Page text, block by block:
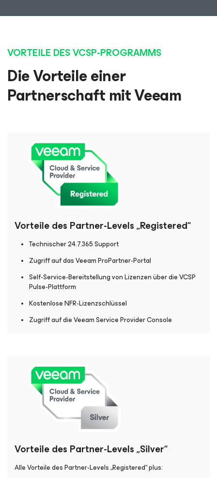
VORTEILE DES VCSP-PROGRAMMS
Die Vorteile einer
Partnerschaft mit Veeam
Vorteile des Partner-Levels „Registered“
Technischer 24.7.365 Support
Zugriff auf das Veeam ProPartner-Portal
Self-Service-Bereitstellung von Lizenzen über die VCSP
Pulse-Plattform
Kostenlose NFR-Lizenzschlüssel
Zugriff auf die Veeam Service Provider Console
Vorteile des Partner-Levels „Silver“
Alle Vorteile des Partner-Levels „Registered“ plus: